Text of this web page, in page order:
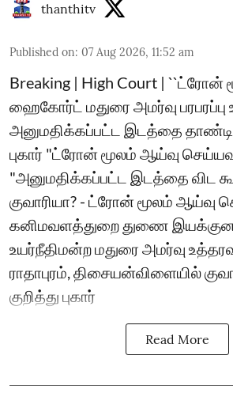
thanthitv
Published on: 07 Aug 2026, 11:52 am
Breaking | High Court | ``ட்ரோன்
ஹைகோர்ட் மதுரை அமர்வு பரபரப்பு
அனுமதிக்கப்பட்ட இடத்தை தாண்டி
புகார் "ட்ரோன் மூலம் ஆய்வு
"அனுமதிக்கப்பட்ட இடத்தை விட
குவாரியா? - ட்ரோன் மூலம் ஆய்வு
கனிமவளத்துறை துணை
உயர்நீதிமன்ற மதுரை அமர்வு
ராதாபுரம், திசையன்விளையில்
குறித்து புகார்
Read More